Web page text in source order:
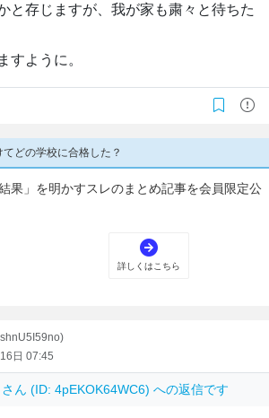
と存じますが、我が家も粛々と待ちた
すように。
日 07:45
さん (ID: 4pEKOK64WC6) への返信です